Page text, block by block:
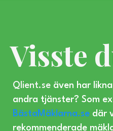
Visste
Qlient.se även har
andra tjänster? Som
BästaMäklarna.se där
rekommenderade